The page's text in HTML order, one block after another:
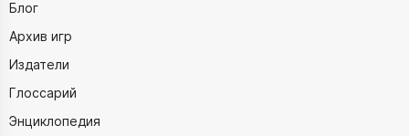
Блог
Архив игр
Издатели
Глоссарий
Энциклопедия